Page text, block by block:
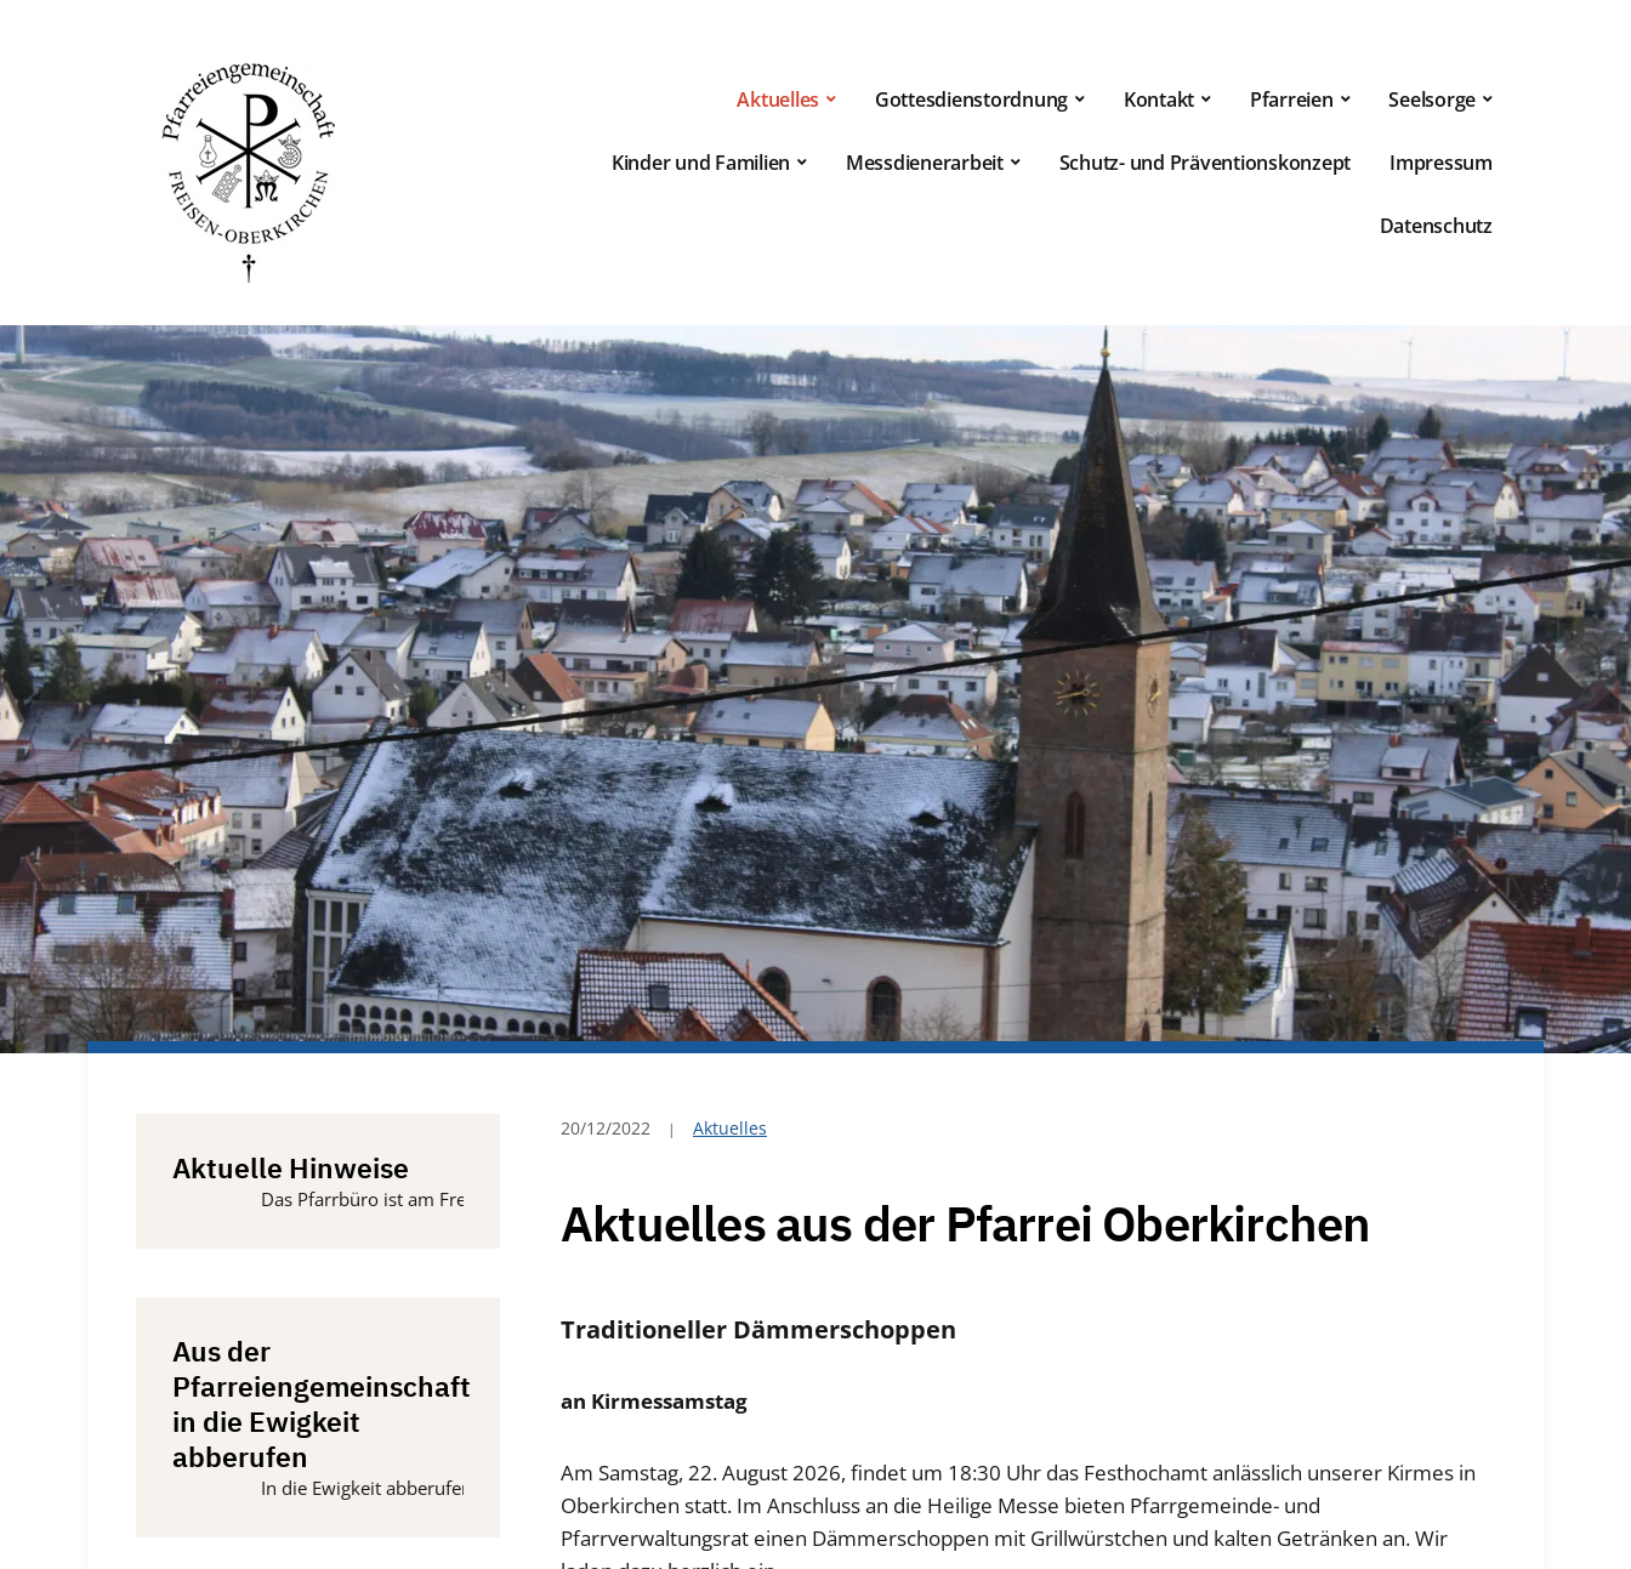
Aktuelles Gottesdienstordnung Kontakt Pfarreien Seelsorge
Kinder und Familien Messdienerarbeit Schutz- und Präventionskonzept Impressum
Datenschutz
20/12/2022 Aktuelles
Aktuelles aus der Pfarrei Oberkirchen
Traditioneller Dämmerschoppen
an Kirmessamstag
Am Samstag, 22. August 2026, findet um 18:30 Uhr das Festhochamt anlässlich unserer Kirmes in
Oberkirchen statt. Im Anschluss an die Heilige Messe bieten Pfarrgemeinde- und
Pfarrverwaltungsrat einen Dämmerschoppen mit Grillwürstchen und kalten Getränken an. Wir
Aktuelle Hinweise
Das Pfarrbüro ist am Freitag, 14. August und am Montag, 24. August 2026 geschlossen.
Aus der
Pfarreiengemeinschaft
in die Ewigkeit
abberufen
In die Ewigkeit abberufen wurden vom 15. Mai 2026 bis 15. Juni 2026 aus der Pfarrgemeinde St. Laurentius Wolfersweiler – Norbert Veit (Mosberg-Richweiler) – aus der